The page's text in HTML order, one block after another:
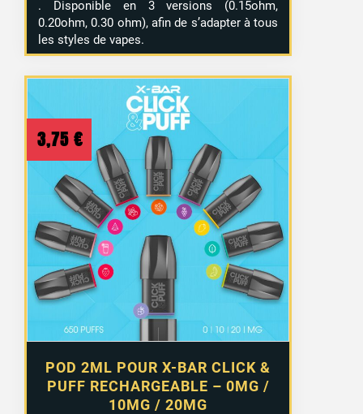
. Disponible en 3 versions (0.15ohm,
0.20ohm, 0.30 ohm), afin de s’adapter à tous
les styles de vapes.
POD 2ML POUR X-BAR CLICK &
PUFF RECHARGEABLE – 0MG /
10MG / 20MG
3,75 €